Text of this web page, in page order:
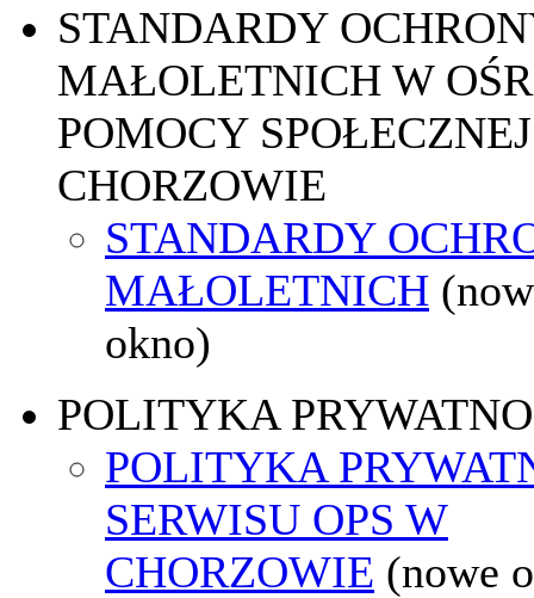
STANDARDY
MAŁOLETNICH W
POMOCY
CHORZOWIE
STANDARDY
MAŁOLETNICH
okno)
POLITYKA
POLITYKA
SERWISU OPS W
CHORZOWIE (nowe